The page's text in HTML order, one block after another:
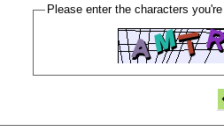
Please enter the characters